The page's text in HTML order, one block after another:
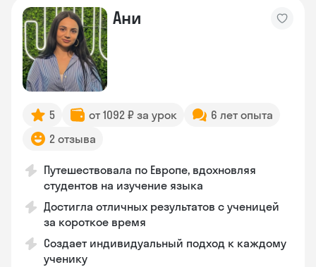
Ани
5 от 1092 ₽ за урок
6 лет опыта
2 отзыва
Путешествовала по Европе, вдохновляя
студентов на изучение языка
Достигла отличных результатов с ученицей
за короткое время
Создает индивидуальный подход к каждому
ученику